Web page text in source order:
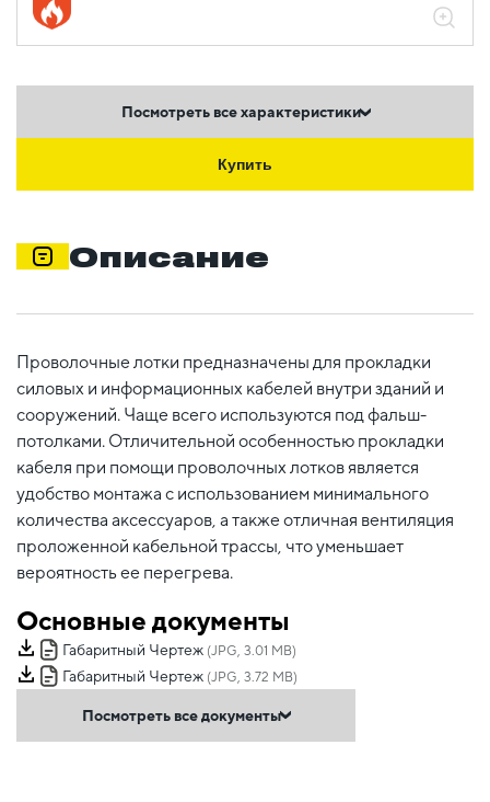
Посмотреть все характеристики
Купить
Описание
Проволочные лотки предназначены для прокладки
силовых и информационных кабелей внутри зданий и
сооружений. Чаще всего используются под фальш-
потолками. Отличительной особенностью прокладки
кабеля при помощи проволочных лотков является
удобство монтажа с использованием минимального
количества аксессуаров, а также отличная вентиляция
проложенной кабельной трассы, что уменьшает
вероятность ее перегрева.
Основные документы
Габаритный Чертеж (JPG, 3.01 MB)
Габаритный Чертеж (JPG, 3.72 MB)
Посмотреть все документы